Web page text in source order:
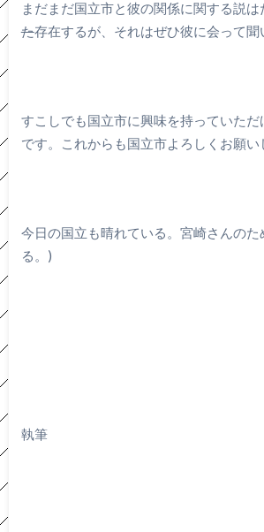
まだまだ国立市と彼の関係に関する説は
た存在するが、それはぜひ彼に会って聞
すこしでも国立市に興味を持っていただ
です。これからも国立市よろしくお願い
今日の国立も晴れている。宮崎さんの
る。)
執筆